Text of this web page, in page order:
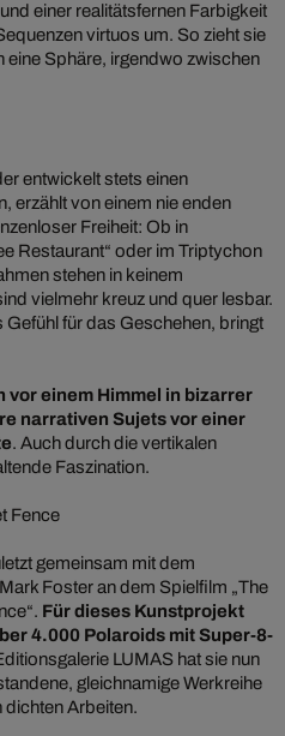
einer realitätsfernen Farbigkeit
virtuos um. So zieht sie
eine Sphäre, irgendwo zwischen
entwickelt stets einen
erzählt von einem nie enden
Freiheit: Ob in
Restaurant“ oder im Triptychon
stehen in keinem
vielmehr kreuz und quer lesbar.
für das Geschehen, bringt
vor einem Himmel in bizarrer
narrativen Sujets vor einer
. Auch durch die vertikalen
Faszination.
Fence
gemeinsam mit dem
Foster an dem Spielfilm „The
Für dieses Kunstprojekt
4.000 Polaroids mit Super-8-
LUMAS hat sie nun
gleichnamige Werkreihe
dichten Arbeiten.